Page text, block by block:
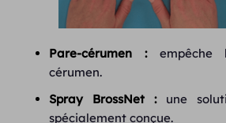
Pare-cérumen :empêche
cérumen.
Spray BrossNet :une
spécialement conçue.